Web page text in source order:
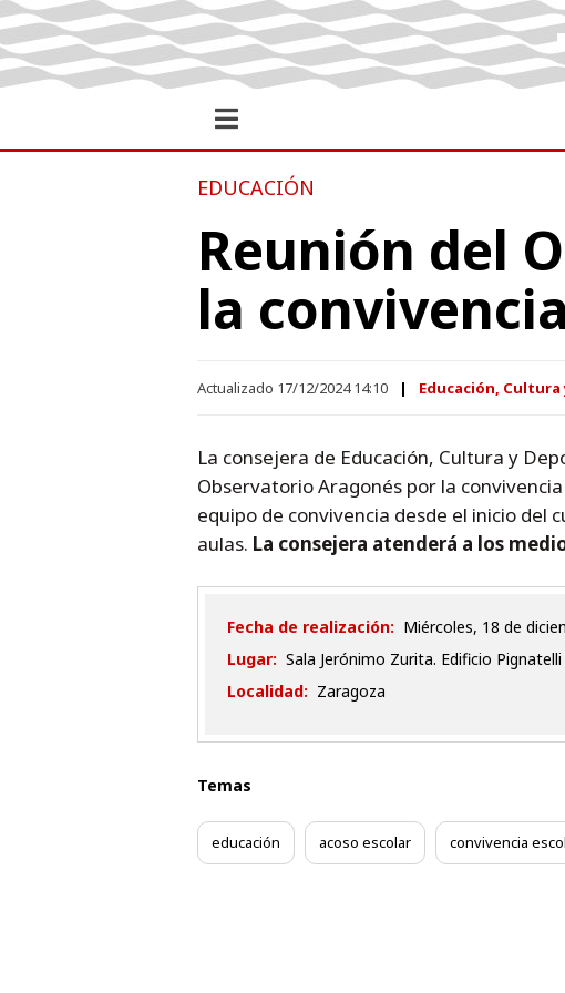
EDUCACIÓN
Reunión del
la
Actualizado 17/12/2024 14:10 Educación,
La consejera de Educación, Cultura y
Observatorio Aragonés por la
equipo de convivencia desde el inicio del
aulas. La consejera atenderá a los
Fecha de realización:
miércoles, 18 de
Lugar: Sala Jerónimo Zurita. Edificio Pignatelli
Localidad: Zaragoza
Temas
educación acoso escolar convivencia